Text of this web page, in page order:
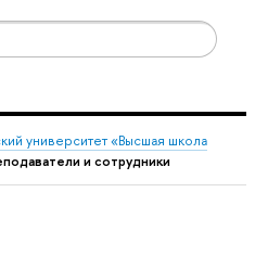
университет «Высшая школа
и сотрудники